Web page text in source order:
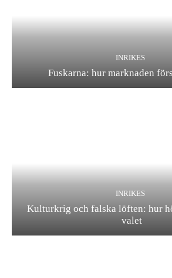
INRIKES
Fuskarna: hur marknaden
INRIKES
Kulturkrig och falska löften: hur
valet